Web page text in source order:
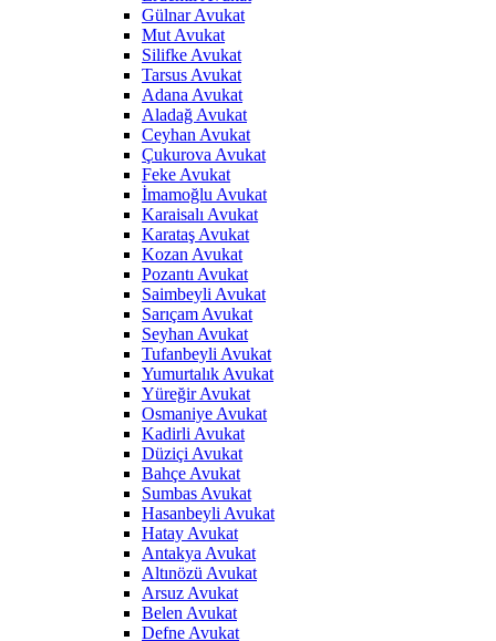
Gülnar Avukat
Mut Avukat
Silifke Avukat
Tarsus Avukat
Adana Avukat
Aladağ Avukat
Ceyhan Avukat
Çukurova Avukat
Feke Avukat
İmamoğlu Avukat
Karaisalı Avukat
Karataş Avukat
Kozan Avukat
Pozantı Avukat
Saimbeyli Avukat
Sarıçam Avukat
Seyhan Avukat
Tufanbeyli Avukat
Yumurtalık Avukat
Yüreğir Avukat
Osmaniye Avukat
Kadirli Avukat
Düziçi Avukat
Bahçe Avukat
Sumbas Avukat
Hasanbeyli Avukat
Hatay Avukat
Antakya Avukat
Altınözü Avukat
Arsuz Avukat
Belen Avukat
Defne Avukat